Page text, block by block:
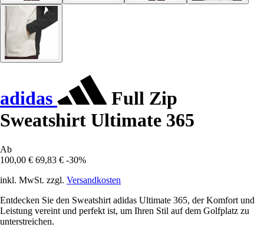
adidas
Full Zip
Sweatshirt Ultimate 365
Ab
100,00 € 69,83 € -30%
inkl. MwSt. zzgl. Versandkosten
Entdecken Sie den Sweatshirt adidas Ultimate 365, der Komfort und
Leistung vereint und perfekt ist, um Ihren Stil auf dem Golfplatz zu
unterstreichen.